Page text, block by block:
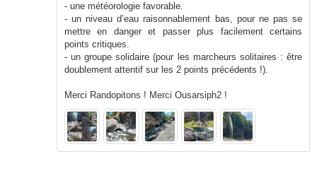
- une météorologie favorable.
- un niveau d’eau raisonnablement bas, pour ne pas se
mettre en danger et passer plus facilement certains
points critiques.
- un groupe solidaire (pour les marcheurs solitaires : être
doublement attentif sur les 2 points précédents !).
Merci Randopitons ! Merci Ousarsiph2 !